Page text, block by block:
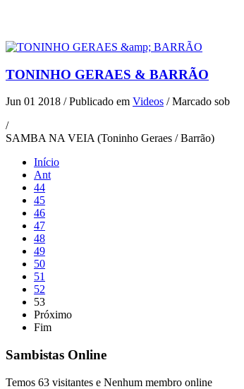
TONINHO GERAES & BARRÃO
Jun 01 2018 /Publicado em Videos /Marcado sob
/
SAMBA NA VEIA (Toninho Geraes / Barrão)
Início
Ant
44
45
46
47
48
49
50
51
52
53
Próximo
Fim
Sambistas Online
Temos 63 visitantes e Nenhum membro online